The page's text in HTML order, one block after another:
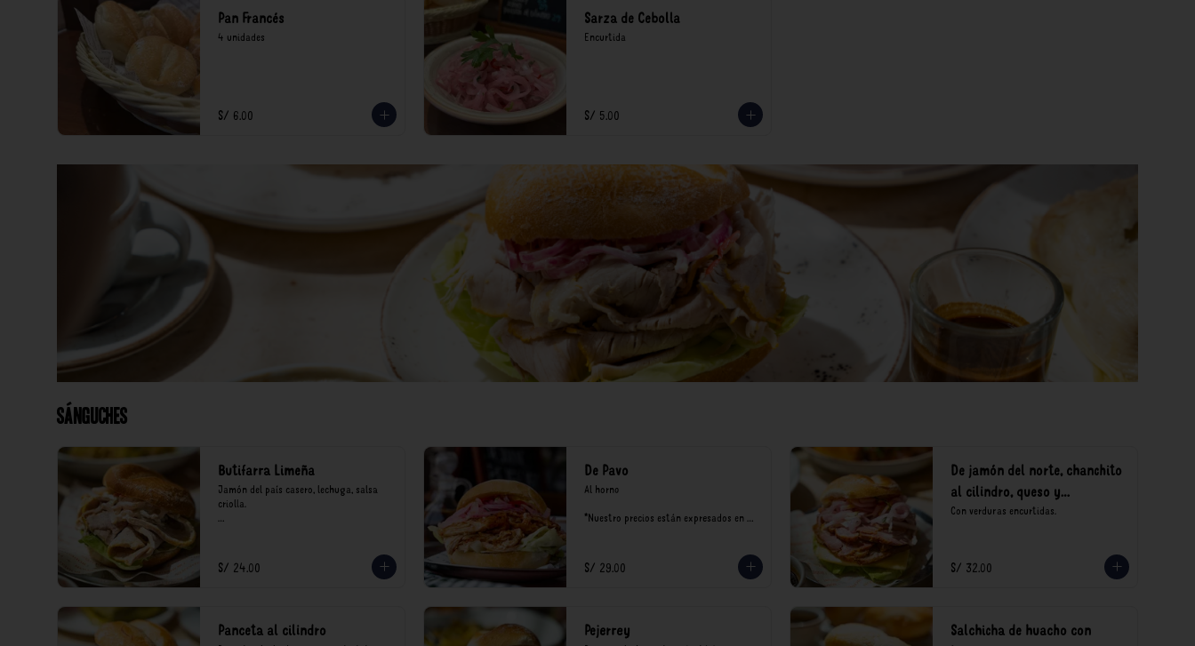
Pan Francés
4 unidades
S/ 6.00
Sarza de Cebolla
Encurtida
S/ 5.00
Sánguches
Butifarra Limeña
Jamón del país casero, lechuga, salsa
criolla.
recargo al consumo.
S/ 24.00
De Pavo
Al horno
*Nuestro precios están expresados en
S/ 29.00
De jamón del norte, chanchito
al cilindro, queso y
encurtidos
Con verduras encurtidas.
S/ 32.00
Panceta al cilindro Pejerrey
Salchicha de huacho con